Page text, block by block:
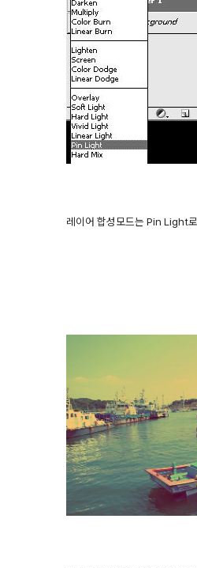
레이어 합성모드는 Pin Light